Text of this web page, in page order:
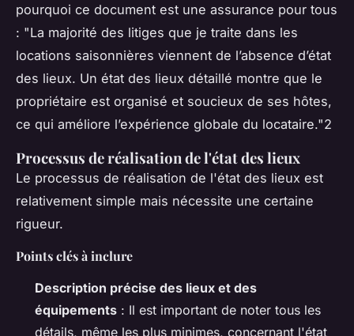
pourquoi ce document est une assurance pour tous
: "La majorité des litiges que je traite dans les
locations saisonnières viennent de l’absence d’état
des lieux. Un état des lieux détaillé montre que le
propriétaire est organisé et soucieux de ses hôtes,
ce qui améliore l’expérience globale du locataire."2
Processus de réalisation de l'état des lieux
Le processus de réalisation de l'état des lieux est
relativement simple mais nécessite une certaine
rigueur.
Points clés à inclure
Description précise des lieux et des
équipements : Il est important de noter tous les
détails, même les plus minimes, concernant l'état